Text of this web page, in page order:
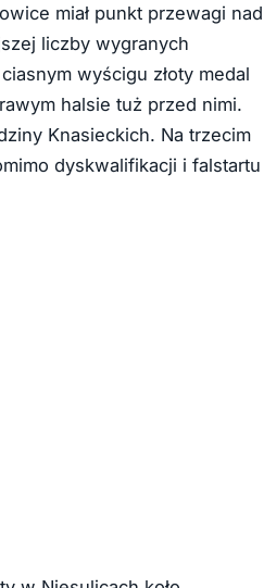
miał punkt przewagi nad
liczby wygranych
wyścigu złoty medal
halsie tuż przed nimi.
Knasieckich. Na trzecim
dyskwalifikacji i falstartu